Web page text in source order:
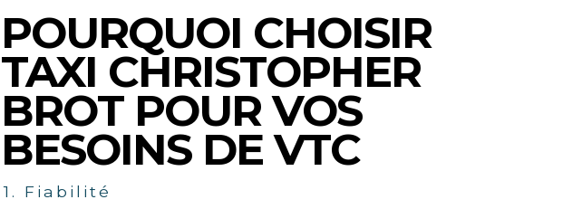
POURQUOI CHOISIR
TAXI CHRISTOPHER
BROT POUR VOS
BESOINS DE VTC
1. Fiabilité